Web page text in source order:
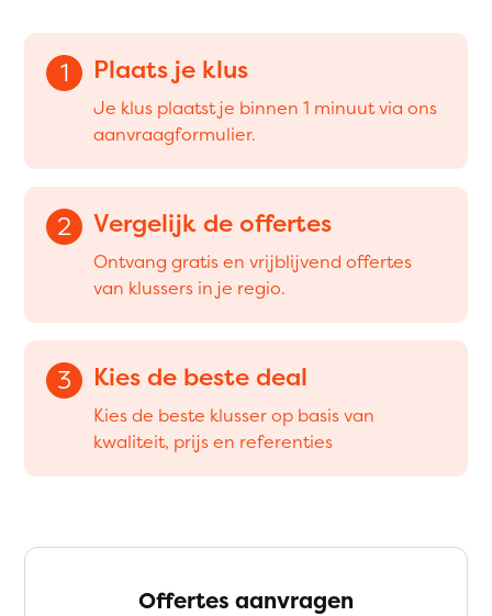
1 Plaats je klus
Je klus plaatst je binnen 1 minuut via ons
aanvraagformulier.
2 Vergelijk de offertes
Ontvang gratis en vrijblijvend offertes
van klussers in je regio.
3 Kies de beste deal
Kies de beste klusser op basis van
kwaliteit, prijs en referenties
Offertes aanvragen